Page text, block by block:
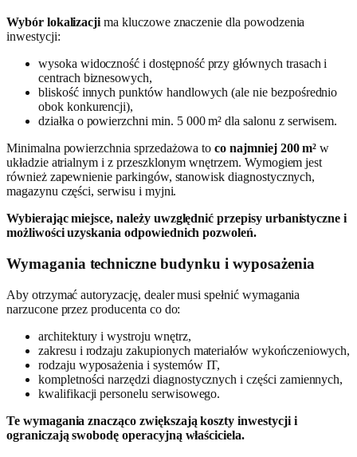
Wybór lokalizacji ma kluczowe znaczenie dla powodzenia
inwestycji:
wysoka widoczność i dostępność przy głównych trasach i
centrach biznesowych,
bliskość innych punktów handlowych (ale nie bezpośrednio
obok konkurencji),
działka o powierzchni min. 5 000 m² dla salonu z serwisem.
Minimalna powierzchnia sprzedażowa toco najmniej 200 m² w
układzie atrialnym i z przeszklonym wnętrzem. Wymogiem jest
również zapewnienie parkingów, stanowisk diagnostycznych,
magazynu części, serwisu i myjni.
Wybierając miejsce, należy uwzględnić przepisy urbanistyczne i
możliwości uzyskania odpowiednich pozwoleń.
Wymagania techniczne budynku i wyposażenia
Aby otrzymać autoryzację, dealer musi spełnić wymagania
narzucone przez producenta co do:
architektury i wystroju wnętrz,
zakresu i rodzaju zakupionych materiałów wykończeniowych,
rodzaju wyposażenia i systemów IT,
kompletności narzędzi diagnostycznych i części zamiennych,
kwalifikacji personelu serwisowego.
Te wymagania znacząco zwiększają koszty inwestycji i
ograniczają swobodę operacyjną właściciela.